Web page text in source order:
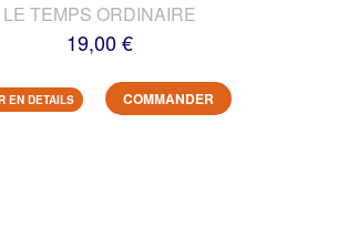
LE TEMPS ORDINAIRE
19,00 €
EN DETAILS COMMANDER